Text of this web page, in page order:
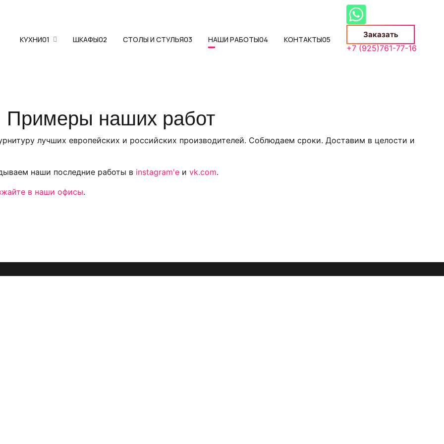
Заказать
+7 (925)761-77-16
КУХНИ01 ШКАФЫ02 СТОЛЫ И СТУЛЬЯ03 НАШИ РАБОТЫ04 КОНТАКТЫ05
Примеры наших работ
лучших европейских и российских производителей. Соблюдаем сроки. Доставим в целости и
наши последние работы в instagram'е и vk.com.
в наши офисы.